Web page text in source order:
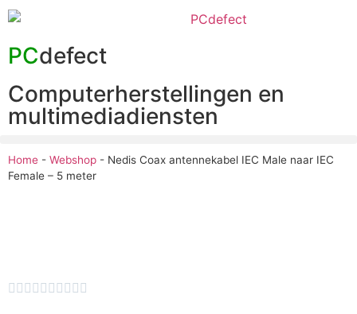
PCdefect
Computerherstellingen en
multimediadiensten
Home - Webshop - Nedis Coax antennekabel IEC Male naar IEC
Female – 5 meter
         